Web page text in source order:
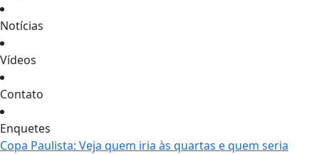
Notícias
Vídeos
Contato
Enquetes
Copa Paulista: Veja quem iria às quartas e quem seria